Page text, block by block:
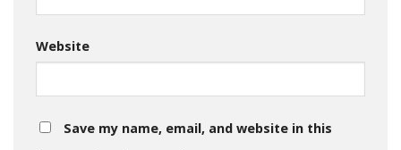
Website
Save my name, email, and website in this